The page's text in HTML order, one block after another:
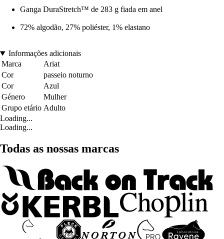
Ganga DuraStretch™ de 283 g fiada em anel
72% algodão, 27% poliéster, 1% elastano
Informações adicionais
Marca
Ariat
Cor
passeio noturno
Cor
Azul
Género
Mulher
Grupo etário Adulto
Loading...
Loading...
Todas as nossas marcas